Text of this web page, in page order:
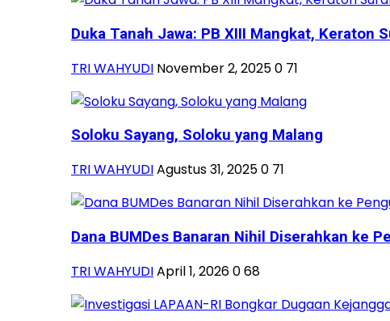
Duka Tanah Jawa: PB XIII Mangkat, Keraton
TRI WAHYUDI November 2, 20250 71
Soloku Sayang, Soloku yang Malang
TRI WAHYUDIAgustus 31, 20250 71
Dana BUMDes Banaran Nihil Diserahkan ke
TRI WAHYUDIApril 1, 2026068